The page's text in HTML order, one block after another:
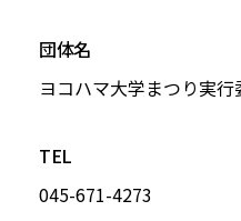
団体名
ヨコハマ大学まつり実行
TEL
045-671-4273